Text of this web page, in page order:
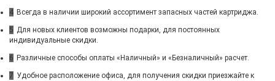
4 Всегда в наличии широкий ассортимент запасных частей картриджа.
5 Для новых клиентов возможны подарки, для постоянных
индивидуальные скидки.
6 Различные способы оплаты «Наличный» и «Безналичный» расчет.
7 Удобное расположение офиса, для получения скидки приезжайте к